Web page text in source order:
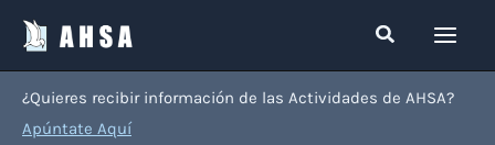
contenido
Buscar
¿Quieres recibir información de las Actividades de AHSA?
Apúntate Aquí